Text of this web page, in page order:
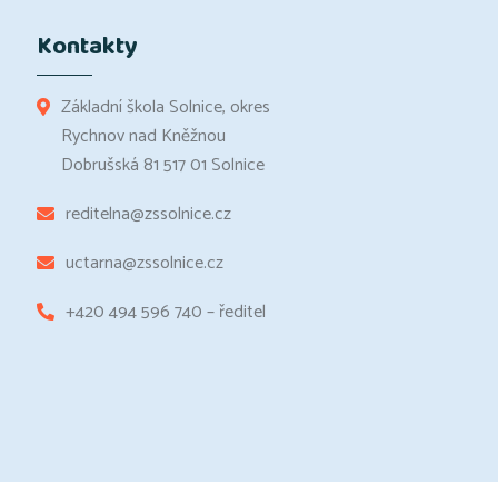
Kontakty
Základní škola Solnice, okres
Rychnov nad Kněžnou
Dobrušská 81 517 01 Solnice
reditelna@zssolnice.cz
uctarna@zssolnice.cz
+420 494 596 740 – ředitel